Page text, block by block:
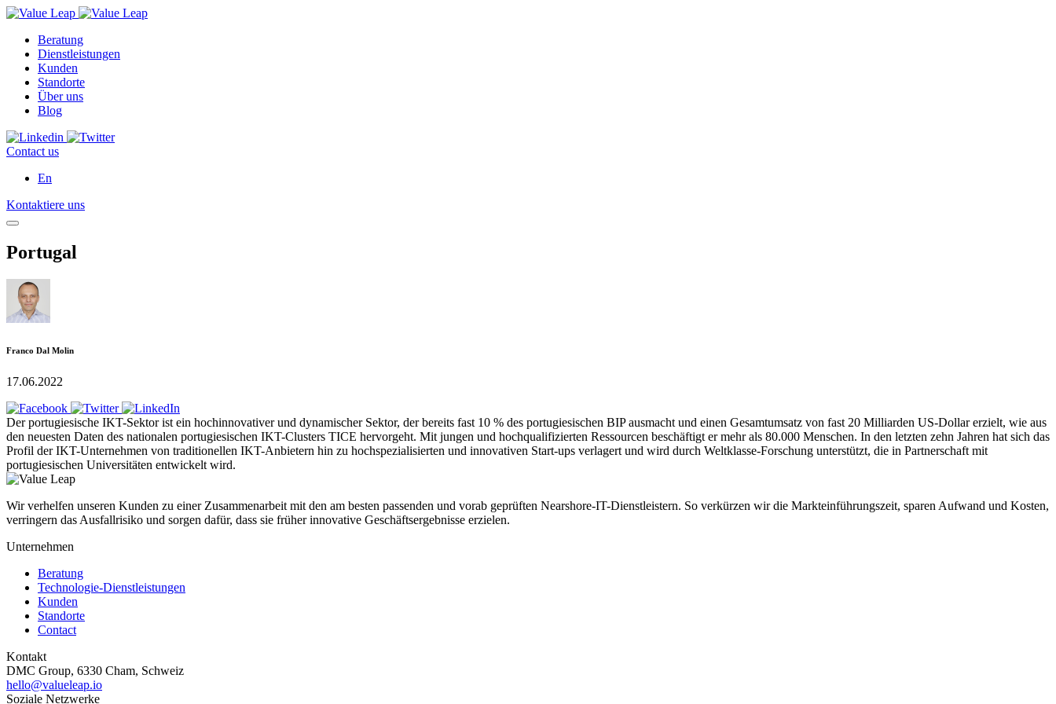
Beratung
Dienstleistungen
Kunden
Standorte
Über uns
Blog
Contact us
En
Kontaktiere uns
Portugal
Franco Dal Molin
17.06.2022
Der portugiesische IKT-Sektor ist ein hochinnovativer und dynamischer Sektor, der bereits fast 10 % des portugiesischen BIP ausmacht und einen Gesamtumsatz von fast 20 Milliarden US-Dollar erzielt, wie aus
den neuesten Daten des nationalen portugiesischen IKT-Clusters TICE hervorgeht. Mit jungen und hochqualifizierten Ressourcen beschäftigt er mehr als 80.000 Menschen. In den letzten zehn Jahren hat sich das
Profil der IKT-Unternehmen von traditionellen IKT-Anbietern hin zu hochspezialisierten und innovativen Start-ups verlagert und wird durch Weltklasse-Forschung unterstützt, die in Partnerschaft mit
portugiesischen Universitäten entwickelt wird.
Wir verhelfen unseren Kunden zu einer Zusammenarbeit mit den am besten passenden und vorab geprüften Nearshore-IT-Dienstleistern. So verkürzen wir die Markteinführungszeit, sparen Aufwand und Kosten,
verringern das Ausfallrisiko und sorgen dafür, dass sie früher innovative Geschäftsergebnisse erzielen.
Unternehmen
Beratung
Technologie-Dienstleistungen
Kunden
Standorte
Contact
Kontakt
DMC Group, 6330 Cham, Schweiz
hello@valueleap.io
Soziale Netzwerke